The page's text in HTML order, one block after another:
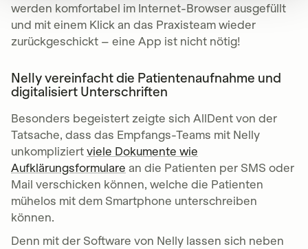
werden komfortabel im Internet-Browser ausgefüllt
und mit einem Klick an das Praxisteam wieder
zurückgeschickt – eine App ist nicht nötig!
Nelly vereinfacht die Patientenaufnahme und
digitalisiert Unterschriften
Besonders begeistert zeigte sich AllDent von der
Tatsache, dass das Empfangs-Teams mit Nelly
unkompliziert viele Dokumente wie
Aufklärungsformulare an die Patienten per SMS oder
Mail verschicken können, welche die Patienten
mühelos mit dem Smartphone unterschreiben
können.
Denn mit der Software von Nelly lassen sich neben